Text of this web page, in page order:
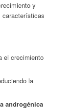
y
características
el crecimiento
la
androgénica